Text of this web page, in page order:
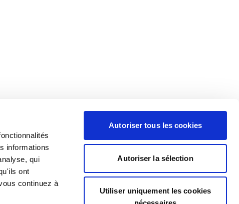
informations
qui
ont
continuez à
Autoriser tous les cookies
Autoriser la sélection
Utiliser uniquement les cookies